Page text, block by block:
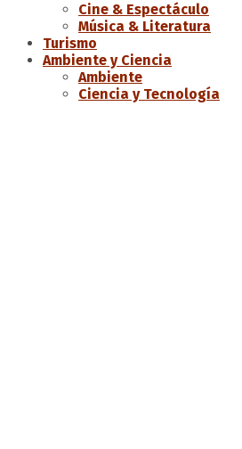
Cine & Espectáculo
Música & Literatura
Turismo
Ambiente y Ciencia
Ambiente
Ciencia y Tecnología